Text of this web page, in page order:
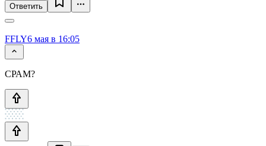
Ответить
FFLY6 мая в 16:05
СРАМ?